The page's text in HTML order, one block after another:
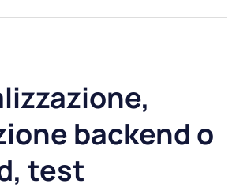
backend o
test